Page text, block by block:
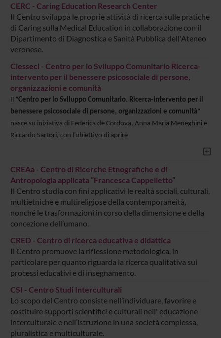
CERC - Caring Education Research Center
Il Centro sviluppa le proprie attività di ricerca sulle pratiche
di Caring sulla Medical Education in collaborazione con il
Dipartimento di Diagnostica e Sanità Pubblica dell'Ateneo
veronese.
Ciesseci - Centro per lo Sviluppo Comunitario Ricerca-
intervento per il benessere psicosociale di persone,
organizzazioni e comunità
Il “Centro per lo Sviluppo Comunitario. Ricerca-intervento per il
benessere psicosociale di persone, organizzazioni e comunità”
nasce su iniziativa di Federica de Cordova, Anna Maria Meneghini e
Riccardo Sartori, con l’obiettivo di aprire
CREAa - Centro di Ricerche Etnografiche e di
Antropologia applicata “Francesca Cappelletto”
Il Centro studia con fini applicativi le realtà sociali, culturali,
multietniche e multireligiose della contemporaneità,
nonché le trasformazioni in corso della dimensione e della
concezione dell’umano.
CRED - Centro di ricerca educativa e didattica
Il Centro promuove la riflessione metodologica, in
particolare per quanto riguarda la ricerca qualitativa sui
processi educativi e di insegnamento.
CSI - Centro Studi Interculturali
Lo scopo del Centro consiste nell’individuare, favorire e
costituire supporti scientifici e culturali nell' educazione
interculturale e nell’istruzione in una società complessa,
pluralistica e multiculturale.